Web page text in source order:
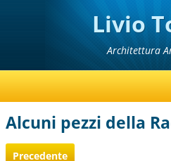
Livio
Architettura
Alcuni pezzi della
Precedente